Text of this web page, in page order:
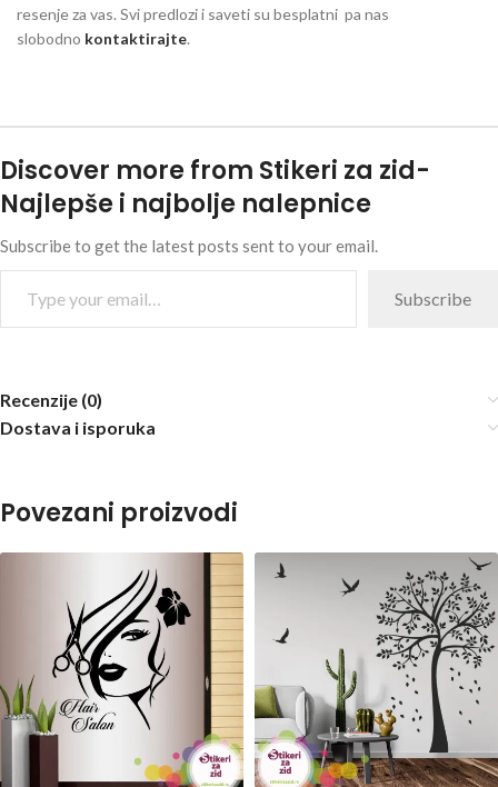
resenje za vas. Svi predlozi i saveti su besplatni pa nas
slobodno kontaktirajte.
Discover more from Stikeri za zid-
Najlepše i najbolje nalepnice
Subscribe to get the latest posts sent to your email.
Subscribe
Recenzije (0)
Dostava i isporuka
Povezani proizvodi